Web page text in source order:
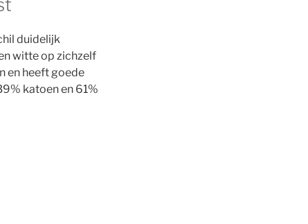
duidelijk
witte op zichzelf
en heeft goede
katoen en 61%